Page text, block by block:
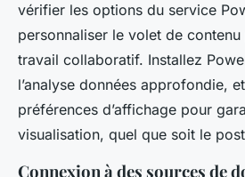
vérifier les options du service
personnaliser le volet de
travail collaboratif. Installez
l’analyse données approfondie,
préférences d’affichage pour
visualisation, quel que soit le
Connexion à des sources de